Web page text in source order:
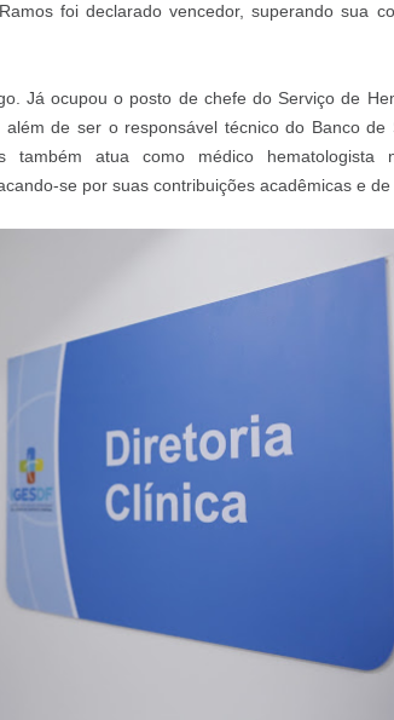
foi declarado vencedor, superando sua
Já ocupou o posto de chefe do Serviço de
de ser o responsável técnico do Banco de
também atua como médico hematologista
se por suas contribuições acadêmicas e de